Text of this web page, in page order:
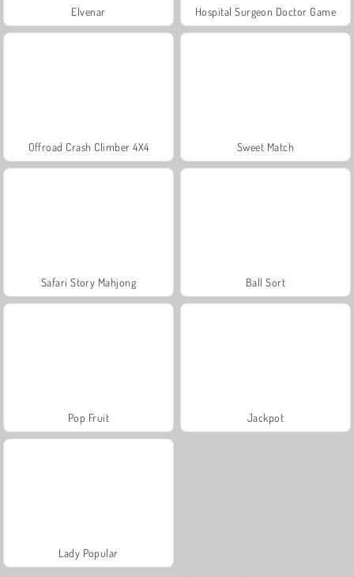
Elvenar Hospital Surgeon Doctor Game
Offroad Crash Climber 4X4 Sweet Match
Safari Story Mahjong Ball Sort
Pop Fruit Jackpot
Lady Popular